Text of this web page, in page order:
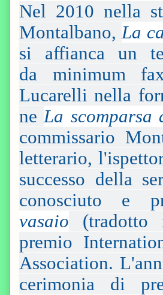
Nel 2010 nella
Montalbano,La
si affianca un
da minimum
Lucarelli nella
neLa scomparsa
commissario
letterario,
successo della
conosciuto e
vasaio (tradotto
premio
Association.
cerimonia di